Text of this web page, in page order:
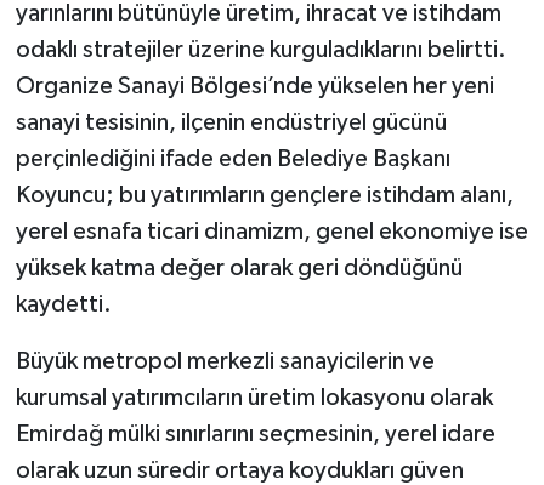
yarınlarını bütünüyle üretim, ihracat ve istihdam
odaklı stratejiler üzerine kurguladıklarını belirtti.
Organize Sanayi Bölgesi’nde yükselen her yeni
sanayi tesisinin, ilçenin endüstriyel gücünü
perçinlediğini ifade eden Belediye Başkanı
Koyuncu; bu yatırımların gençlere istihdam alanı,
yerel esnafa ticari dinamizm, genel ekonomiye ise
yüksek katma değer olarak geri döndüğünü
kaydetti.
Büyük metropol merkezli sanayicilerin ve
kurumsal yatırımcıların üretim lokasyonu olarak
Emirdağ mülki sınırlarını seçmesinin, yerel idare
olarak uzun süredir ortaya koydukları güven